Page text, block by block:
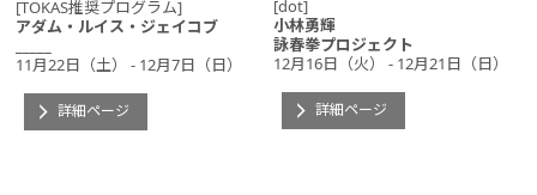
[TOKAS推奨プログラム]
アダム・ルイス・ジェイコブ
11月22日（土） - 12月7日（日）
詳細ページ
[dot]
小林勇輝
詠春拳プロジェクト
12月16日（火） - 12月21日（日）
詳細ページ